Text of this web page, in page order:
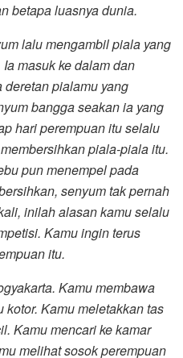
betapa luasnya dunia.
lalu mengambil piala yang
masuk ke dalam dan
pialamu yang
bangga seakan ia yang
hari perempuan itu selalu
piala-piala itu.
pun menempel pada
senyum tak pernah
inilah alasan kamu selalu
Kamu ingin terus
itu.
Kamu membawa
Kamu meletakkan tas
Kamu mencari ke kamar
melihat sosok perempuan